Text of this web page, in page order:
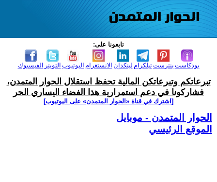
تابعونا على:
الفيسبوك التويتر اليوتيوب الانستغرام لينكدإن تيلكرامبنترست بودكاست
تبرعاتكم وتبرعاتكن المالية تحفظ استقلال الحوار المتمدن،
فشاركونا في دعم استمرارية هذا الفضاء اليساري الحر
[اشترك في قناة ‫«الحوار المتمدن» على اليوتيوب]
الحوار المتمدن - موبايل
الموقع الرئيسي